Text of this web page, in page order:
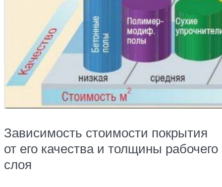
Зависимость стоимости покрытия
от его качества и толщины рабочего
слоя